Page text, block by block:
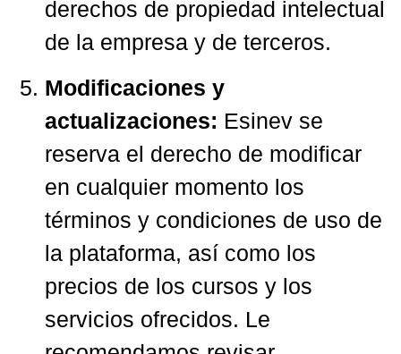
derechos de propiedad intelectual
de la empresa y de terceros.
Modificaciones y
actualizaciones: Esinev se
reserva el derecho de modificar
en cualquier momento los
términos y condiciones de uso de
la plataforma, así como los
precios de los cursos y los
servicios ofrecidos. Le